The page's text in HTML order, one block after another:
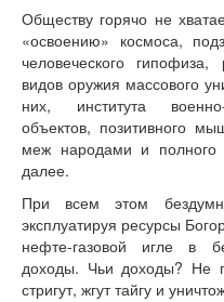
Обществу горячо не
«освоению» космоса,
человеческого
видов оружия массового
них, института военно-
объектов, позитивного
меж народами и полного
далее.
При всем этом
эксплуатируя ресурсы
нефте-газовой игле в
доходы. Чьи доходы? Не
стригут, жгут тайгу и